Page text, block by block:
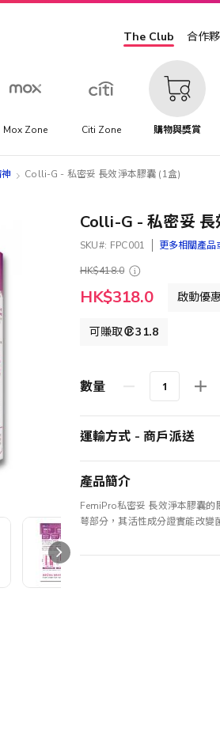
The Club 合作
Mox Zone Citi Zone 購物與獎賞
Colli-G - 私密妥 長效淨本膠囊 (1盒)
Colli-G - 私密妥 長
SKU FPC001
更多相關產品
HK$418.0
特
殊
HK$318.0 啟動優
可賺取 31.8
數量
運輸方式 - 商戶派送
產品簡介
FemiPro私密妥 長效淨本膠囊
萼部分，其活性成分證實能改變